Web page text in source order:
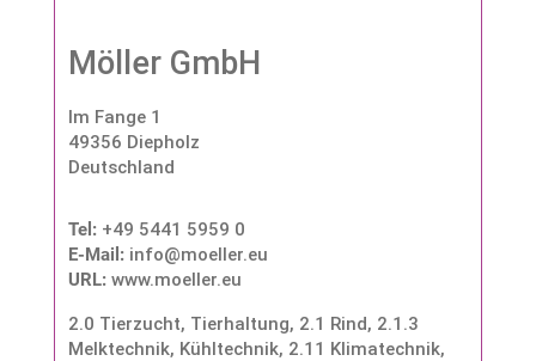
Möller GmbH
Im Fange 1
49356 Diepholz
Deutschland
Tel: +49 5441 5959 0
E-Mail: info@moeller.eu
URL: www.moeller.eu
2.0 Tierzucht, Tierhaltung, 2.1 Rind, 2.1.3
Melktechnik, Kühltechnik, 2.11 Klimatechnik,